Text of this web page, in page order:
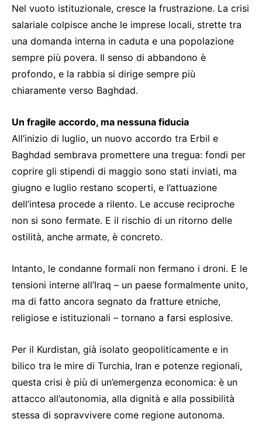
Nel vuoto istituzionale, cresce la frustrazione. La crisi
salariale colpisce anche le imprese locali, strette tra
una domanda interna in caduta e una popolazione
sempre più povera. Il senso di abbandono è
profondo, e la rabbia si dirige sempre più
chiaramente verso Baghdad.
Un fragile accordo, ma nessuna fiducia
All’inizio di luglio, un nuovo accordo tra Erbil e
Baghdad sembrava promettere una tregua: fondi per
coprire gli stipendi di maggio sono stati inviati, ma
giugno e luglio restano scoperti, e l’attuazione
dell’intesa procede a rilento. Le accuse reciproche
non si sono fermate. E il rischio di un ritorno delle
ostilità, anche armate, è concreto.
Intanto, le condanne formali non fermano i droni. E le
tensioni interne all’Iraq – un paese formalmente unito,
ma di fatto ancora segnato da fratture etniche,
religiose e istituzionali – tornano a farsi esplosive.
Per il Kurdistan, già isolato geopoliticamente e in
bilico tra le mire di Turchia, Iran e potenze regionali,
questa crisi è più di un’emergenza economica: è un
attacco all’autonomia, alla dignità e alla possibilità
stessa di sopravvivere come regione autonoma.